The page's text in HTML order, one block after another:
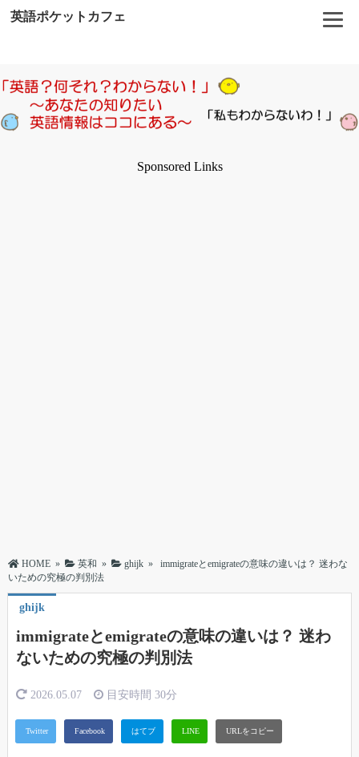
英語ポケットカフェ
Sponsored Links
HOME » 英和 » ghijk »
immigrateとemigrateの意味の違いは？ 迷わな
いための究極の判別法
ghijk
immigrateとemigrateの意味の違いは？ 迷わ
ないための究極の判別法
2026.05.07 目安時間 30分